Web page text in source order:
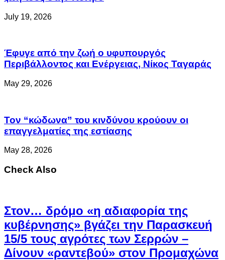
July 19, 2026
Έφυγε από την ζωή ο υφυπουργός
Περιβάλλοντος και Ενέργειας, Νίκος Ταγαράς
May 29, 2026
Τον “κώδωνα” του κινδύνου κρούουν οι
επαγγελματίες της εστίασης
May 28, 2026
Check Also
Στον… δρόμο «η αδιαφορία της
κυβέρνησης» βγάζει την Παρασκευή
15/5 τους αγρότες των Σερρών –
Δίνουν «ραντεβού» στον Προμαχώνα